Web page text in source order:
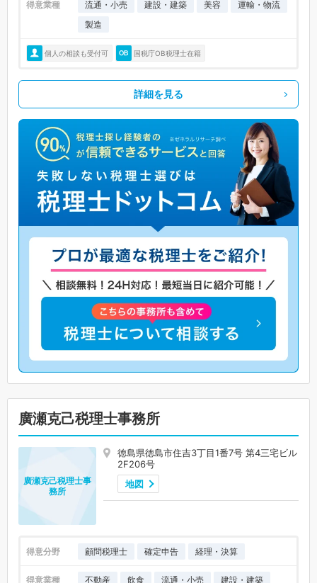
得意業種 流通・小売 建設・建築 美容
運輸・物流
製造
個人の相談も受付可 国税庁OB税理士在籍
詳細を見る
廣瀬克己税理士事務所
徳島県徳島市住吉3丁目1番7号 第4三宅ビル
2F206号
地図
廣瀬克己税理士事
務所
得意分野 顧問税理士 確定申告 経理・決算
得意業種 不動産 飲食 流通・小売
建設・建築